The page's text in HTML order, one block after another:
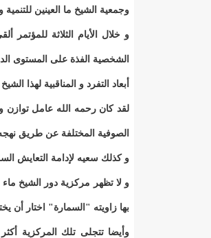
وجمعية الشيخ ما العينين
الشخصية الفذة على المستوى
أبعاد التفرد و المناقبية لهذا
لقد كان رحمه الله عامل
الصوفية المختلفة عن طريق نهجه
و كذلك سعيه لإدامة التعايش
و لا تظهر مركزية دور الشيخ
بها زاويته "السمارة" اختار أن
وأيضا تتجلى تلك المركزية